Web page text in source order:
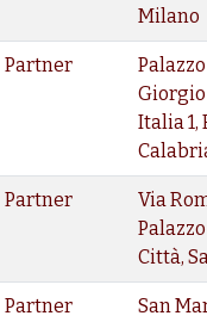
Milano
Partner
Giorgio
Italia 1,
Partner
Via
Città,
Partner
San